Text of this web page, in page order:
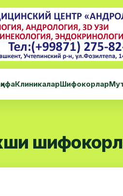
КлиникаларШифокорлар